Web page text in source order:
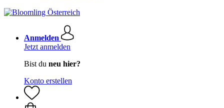
Anmelden
Jetzt anmelden
Bist du neu hier?
Konto erstellen